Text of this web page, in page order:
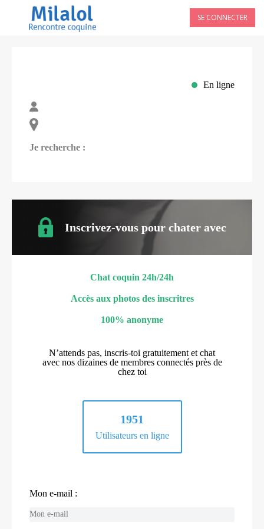
SE CONNECTER
En ligne
Je recherche :
Inscrivez-vous pour chater avec
Chat coquin 24h/24h
Accès aux photos des inscritres
100% anonyme
N’attends pas, inscris-toi gratuitement et chat
avec nos dizaines de membres connectés près de
chez toi
1951
Utilisateurs en ligne
Mon e-mail :